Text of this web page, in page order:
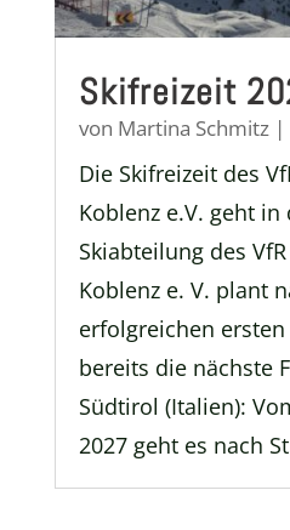
Skifreizeit
von Martina Schmitz|
Die Skifreizeit des
Koblenz e.V. geht in
Skiabteilung des
Koblenz e. V. plant
erfolgreichen
bereits die nächste
Südtirol (Italien):
2027 geht es nach